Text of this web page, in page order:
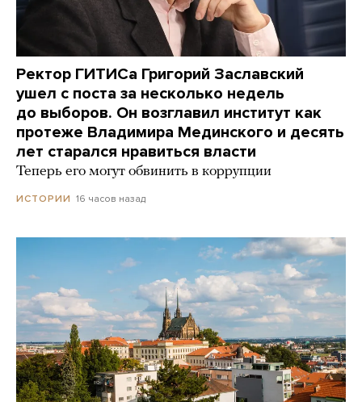
Ректор ГИТИСа Григорий Заславский
ушел с поста за несколько недель
до выборов. Он возглавил институт как
протеже Владимира Мединского и десять
лет старался нравиться власти
Теперь его могут обвинить в коррупции
ИСТОРИИ 16 часов назад